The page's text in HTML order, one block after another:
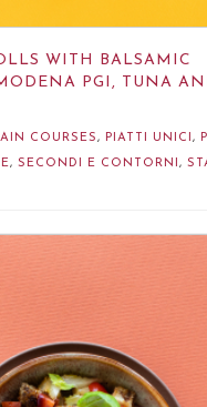
WITH BALSAMIC
PGI, TUNA
COURSES, PIATTI UNICI ,
, SECONDI E CONTORNI ,